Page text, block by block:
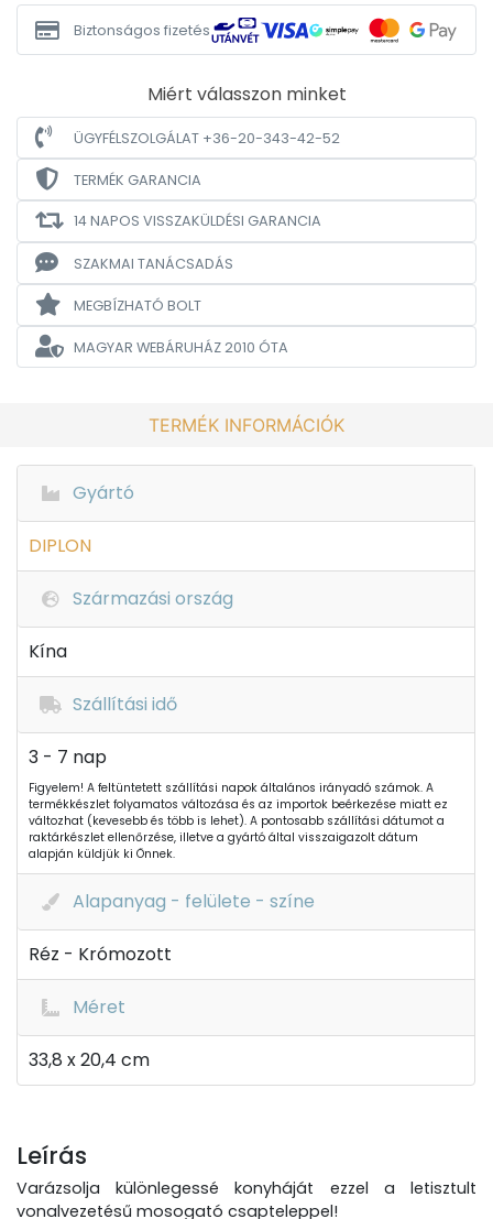
Biztonságos fizetés
Miért válasszon minket
ÜGYFÉLSZOLGÁLAT +36-20-343-42-52
TERMÉK GARANCIA
14 NAPOS VISSZAKÜLDÉSI GARANCIA
SZAKMAI TANÁCSADÁS
MEGBÍZHATÓ BOLT
MAGYAR WEBÁRUHÁZ2010 ÓTA
TERMÉK INFORMÁCIÓK
Gyártó
DIPLON
Származási ország
Kína
Szállítási idő
3 - 7 nap
Figyelem! A feltüntetett szállítási napok általános irányadó számok. A
termékkészlet folyamatos változása és az importok beérkezése miatt ez
változhat (kevesebb és több is lehet). A pontosabb szállítási dátumot a
raktárkészlet ellenőrzése, illetve a gyártó által visszaigazolt dátum
alapján küldjük ki Önnek.
Alapanyag - felülete - színe
Réz - Krómozott
Méret
33,8 x 20,4 cm
Leírás
Varázsolja különlegessé konyháját ezzel a letisztult
vonalvezetésű mosogató csapteleppel!